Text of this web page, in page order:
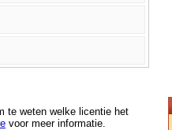
te weten welke licentie het
voor meer informatie.